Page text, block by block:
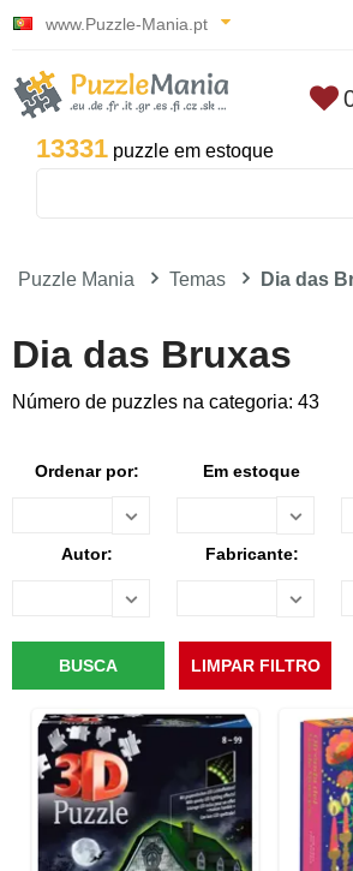
www.Puzzle-Mania.pt
13331 puzzle em estoque
Puzzle Mania Temas Dia das
Dia das Bruxas
Número de puzzles na categoria: 43
Ordenar por: Em estoque
Autor: Fabricante: